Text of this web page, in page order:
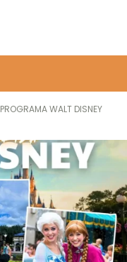
PROGRAMA WALT DISNEY